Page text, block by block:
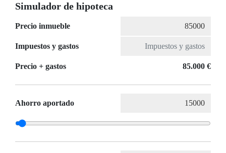
Simulador de hipoteca
Precio inmueble
Impuestos y gastos
Precio + gastos 85.000 €
Ahorro aportado